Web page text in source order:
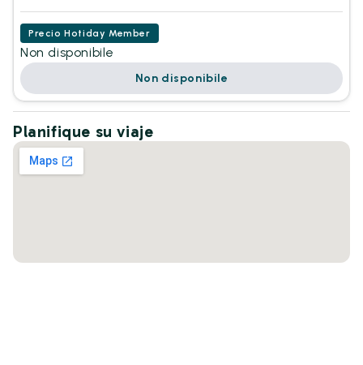
Precio Hotiday Member
Non disponibile
Non disponibile
Planifique su viaje